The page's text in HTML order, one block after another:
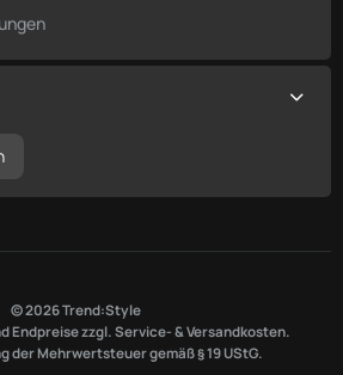
© 2026 Trend:Style
Endpreise zzgl. Service- & Versandkosten.
der Mehrwertsteuer gemäß § 19 UStG.